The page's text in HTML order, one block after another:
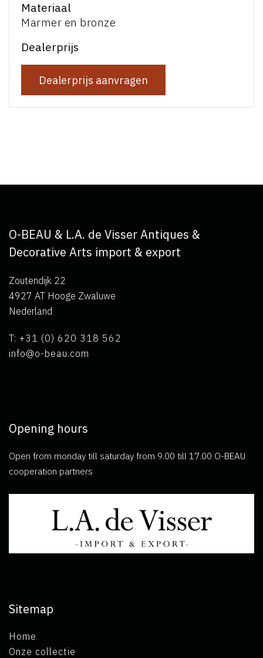
Materiaal
Marmer en bronze
Dealerprijs
Dealerprijs aanvragen
O-BEAU & L.A. de Visser Antiques &
Decorative Arts import & export
Zoutendijk 22
4927 AT Hooge Zwaluwe
Nederland
T: +31 (0) 620 318 562
info@o-beau.com
Opening hours
Open from monday till saturday from 9.00 till 17.00 O-BEAU
cooperation partners
Sitemap
Home
Onze collectie